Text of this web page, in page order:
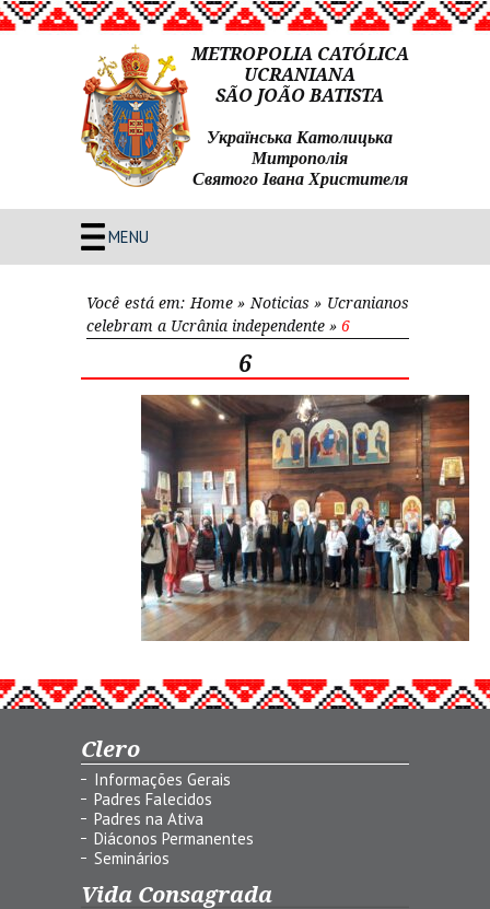
METROPOLIA CATÓLICA
UCRANIANA
SÃO JOÃO BATISTA
Українська Католицька
Митрополія
Святого Івана Христителя
MENU
Você está em: Home» Noticias » Ucranianos
celebram a Ucrânia independente » 6
6
Clero
Informações Gerais
Padres Falecidos
Padres na Ativa
Diáconos Permanentes
Seminários
Vida Consagrada